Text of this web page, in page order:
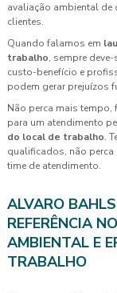
avaliação ambiental de
clientes.
Quando falamos em
trabalho, sempre
custo-benefício e
podem gerar prejuízos
Não perca mais
para um atendimento
do local de trabalho.
qualificados, não
time de atendimento.
ALVARO
REFERÊNCIA
AMBIENTAL E
TRABALHO